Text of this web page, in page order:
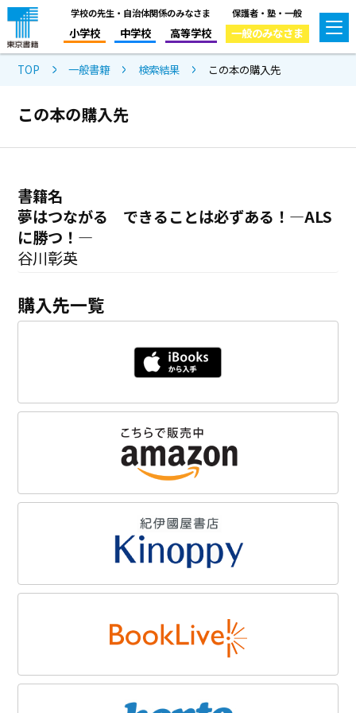
学校の先生・自治体関係のみなさま
小学校 中学校 高等学校
保護者・塾・一般
一般のみなさま
TOP 一般書籍 検索結果 この本の購入先
この本の購入先
書籍名
夢はつながる できることは必ずある！―ALS
に勝つ！―
谷川彰英
購入先一覧